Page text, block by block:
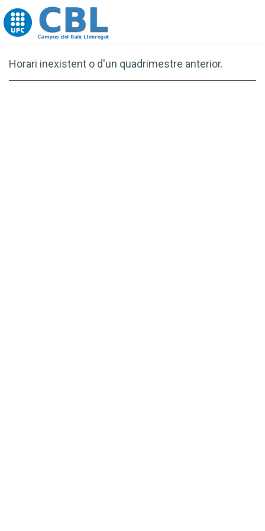
Go to upc.edu
Horari inexistent o d'un quadrimestre anterior.